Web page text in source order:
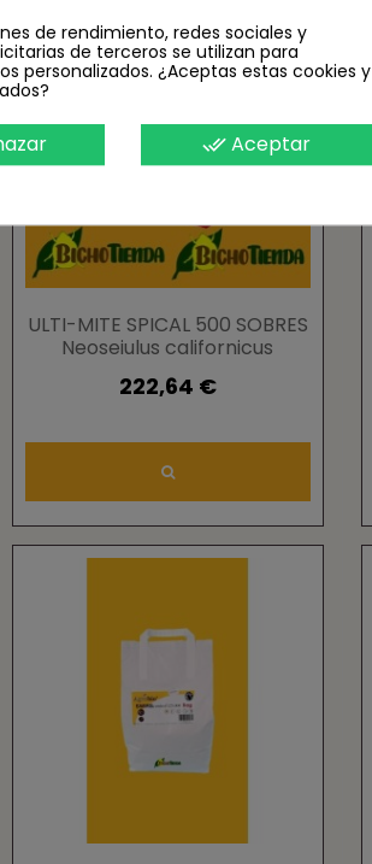
ULTI-MITE SPICAL 500 SOBRES
Neoseiulus californicus
222,64 €
de rendimiento, redes sociales y
de terceros se utilizan para
personalizados. ¿Aceptas estas cookies y
done_all Aceptar